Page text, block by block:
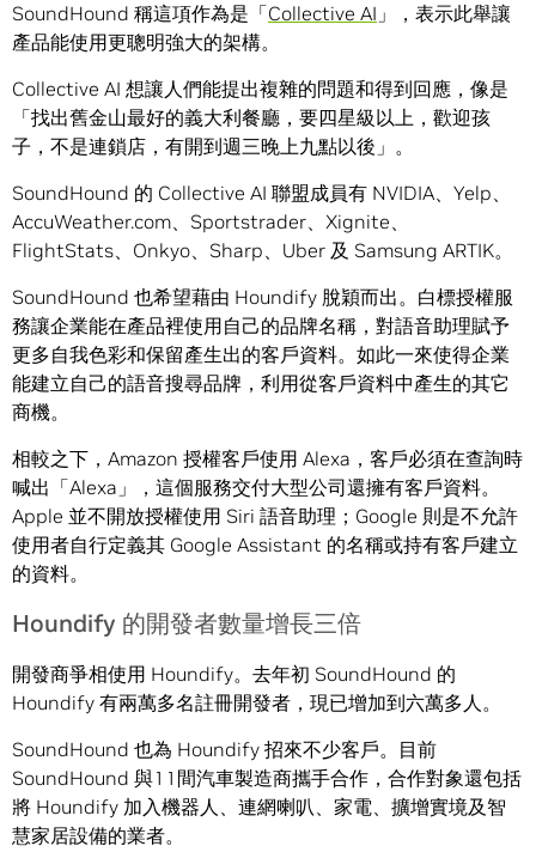
SoundHound 稱這項作為是「Collective AI 」，表示此舉讓
產品能使用更聰明強大的架構。
Collective AI 想讓人們能提出複雜的問題和得到回應，像是
「找出舊金山最好的義大利餐廳，要四星級以上，歡迎孩
子，不是連鎖店，有開到週三晚上九點以後」。
SoundHound 的 Collective AI 聯盟成員有 NVIDIA、Yelp、
AccuWeather.com、Sportstrader、Xignite、
FlightStats、Onkyo、Sharp、Uber 及 Samsung ARTIK。
SoundHound 也希望藉由 Houndify 脫穎而出。白標授權服
務讓企業能在產品裡使用自己的品牌名稱，對語音助理賦予
更多自我色彩和保留產生出的客戶資料。如此一來使得企業
能建立自己的語音搜尋品牌，利用從客戶資料中產生的其它
商機。
相較之下，Amazon 授權客戶使用 Alexa，客戶必須在查詢時
喊出「Alexa」，這個服務交付大型公司還擁有客戶資料。
Apple 並不開放授權使用 Siri 語音助理；Google 則是不允許
使用者自行定義其 Google Assistant 的名稱或持有客戶建立
的資料。
Houndify 的開發者數量增長三倍
開發商爭相使用 Houndify。去年初 SoundHound 的
Houndify 有兩萬多名註冊開發者，現已增加到六萬多人。
SoundHound 也為 Houndify 招來不少客戶。目前
SoundHound 與11間汽車製造商攜手合作，合作對象還包括
將 Houndify 加入機器人、連網喇叭、家電、擴增實境及智
慧家居設備的業者。